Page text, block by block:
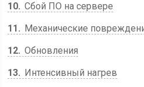
10 Сбой ПО на сервере
11
Механические
12 Обновления
13
Интенсивный нагрев